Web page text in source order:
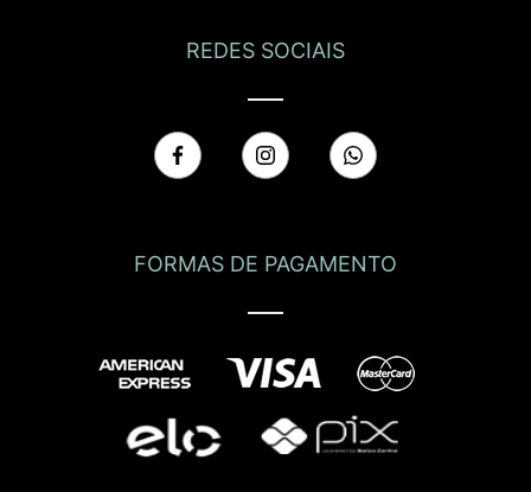
REDES SOCIAIS
FORMAS DE PAGAMENTO